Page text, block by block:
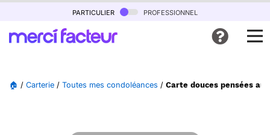
particulier professionnel
🏠 / Carterie / Toutes mes condoléances / Carte douces pensées